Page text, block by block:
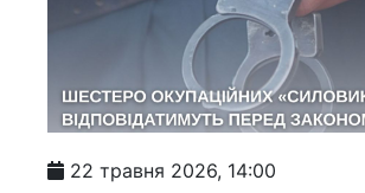
22 травня 2026, 14:00